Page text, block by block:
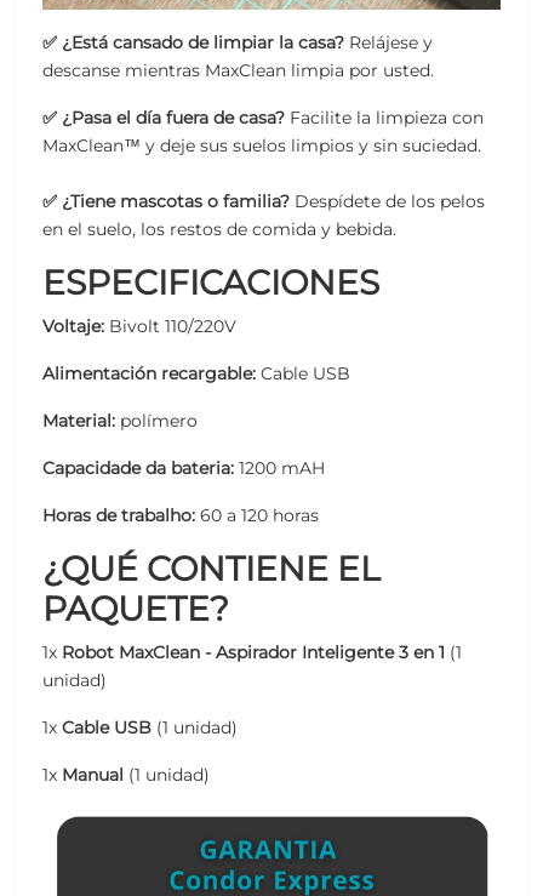
✅ ¿Está cansado de limpiar la casa? Relájese y
descanse mientras MaxClean limpia por usted.
✅ ¿Pasa el día fuera de casa? Facilite la limpieza con
MaxClean™️ y deje sus suelos limpios y sin suciedad.
✅ ¿Tiene mascotas o familia? Despídete de los pelos
en el suelo, los restos de comida y bebida.
ESPECIFICACIONES
Voltaje: Bivolt 110/220V
Alimentación recargable: Cable USB
Material: polímero
Capacidade da bateria: 1200 mAH
Horas de trabalho: 60 a 120 horas
¿QUÉ CONTIENE EL
PAQUETE?
1x Robot MaxClean - Aspirador Inteligente 3 en 1 (1
unidad)
1x Cable USB (1 unidad)
1x Manual (1 unidad)